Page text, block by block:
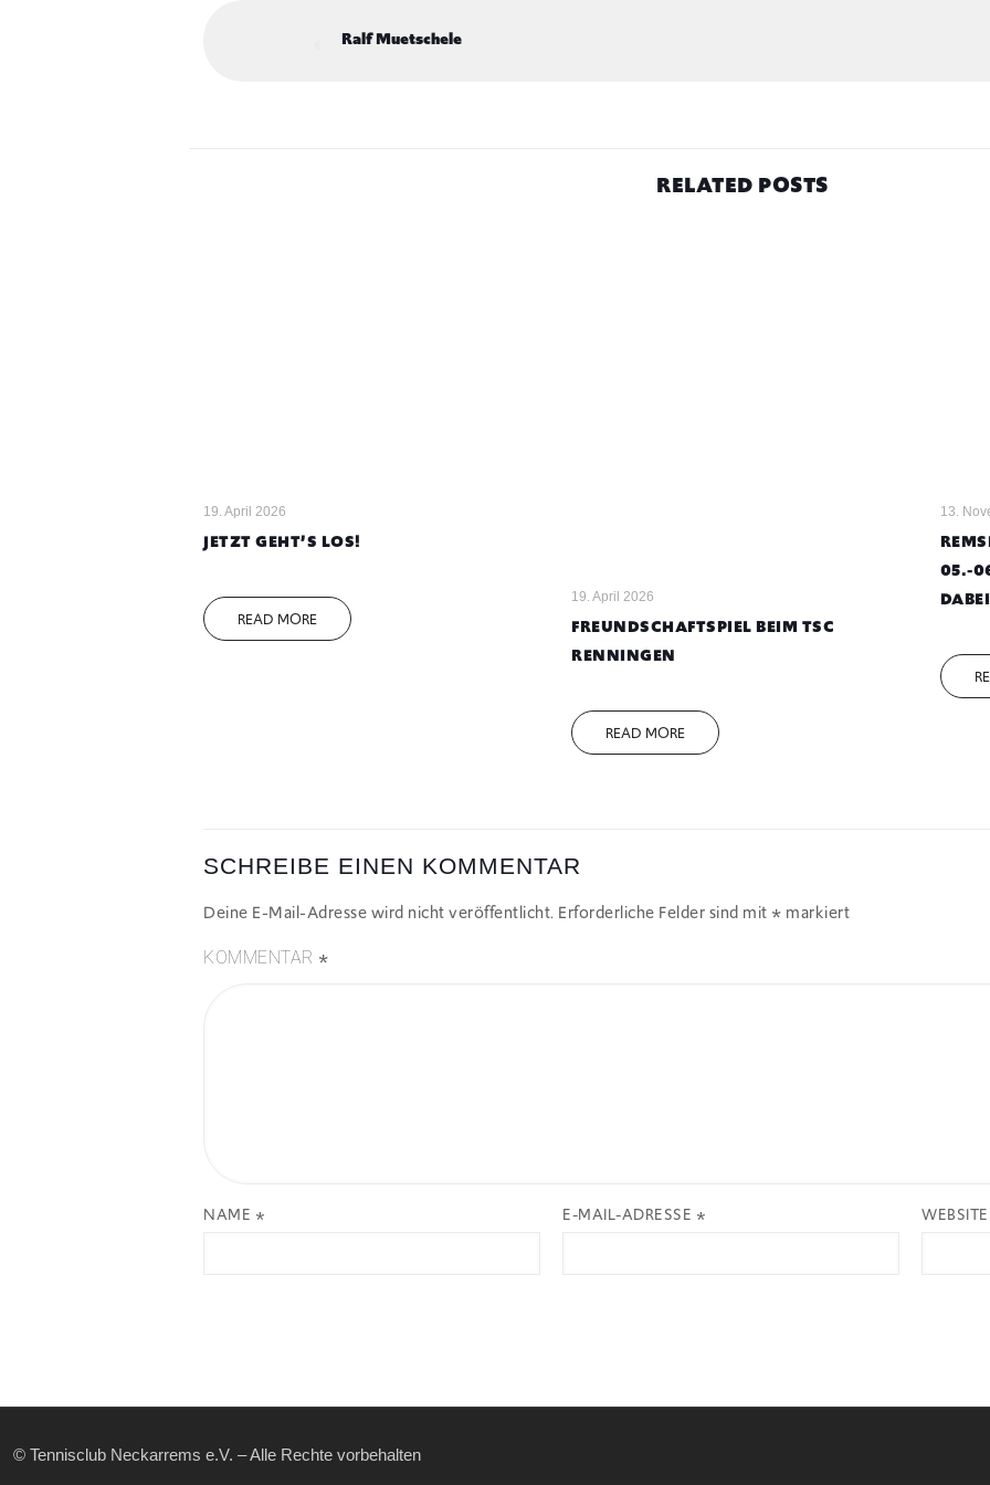
Ralf Muetschele
RELATED POSTS
19. April 2026
JETZT GEHT’S LOS!
READ MORE
19. April 2026
FREUNDSCHAFTSPIEL BEIM TSC
RENNINGEN
READ MORE
13.
05.-
SCHREIBE EINEN KOMMENTAR
Deine E-Mail-Adresse wird nicht veröffentlicht. Erforderliche Felder sind mit * markiert
KOMMENTAR *
NAME * E-MAIL-ADRESSE * WEBSITE
© Tennisclub Neckarrems e.V. – Alle Rechte vorbehalten